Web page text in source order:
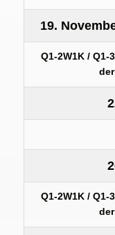
19.
Q1-2W1K /
Q1-2W1K /